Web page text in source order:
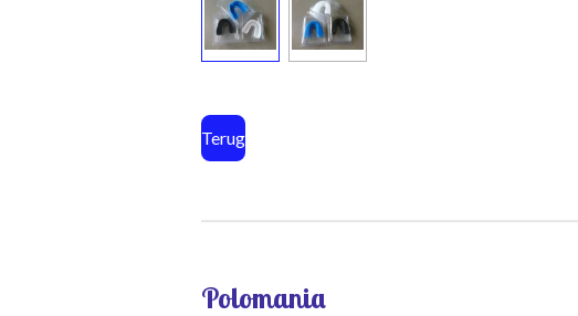
Terug
Polomania